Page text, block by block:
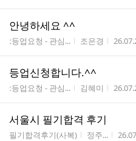
안녕하세요 ^^
게시판명
ː등업요청 - 관심... 작성자
조은경 작성
등업신청합니다.^^
게시판명
ː등업요청 - 관심... 작성자
김혜미 작성
서울시 필기합격 후기
게시판명
필기합격후기(사복) 작성자
정주... 작성